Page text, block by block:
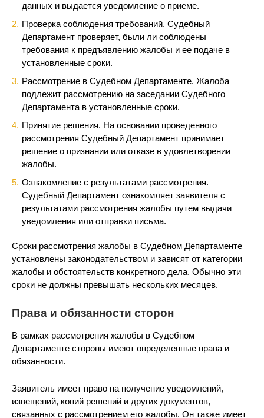
данных и выдается уведомление о приеме.
Проверка соблюдения требований. Судебный
Департамент проверяет, были ли соблюдены
требования к предъявлению жалобы и ее подаче в
установленные сроки.
Рассмотрение в Судебном Департаменте. Жалоба
подлежит рассмотрению на заседании Судебного
Департамента в установленные сроки.
Принятие решения. На основании проведенного
рассмотрения Судебный Департамент принимает
решение о признании или отказе в удовлетворении
жалобы.
Ознакомление с результатами рассмотрения.
Судебный Департамент ознакомляет заявителя с
результатами рассмотрения жалобы путем выдачи
уведомления или отправки письма.
Сроки рассмотрения жалобы в Судебном Департаменте
установлены законодательством и зависят от категории
жалобы и обстоятельств конкретного дела. Обычно эти
сроки не должны превышать нескольких месяцев.
Права и обязанности сторон
В рамках рассмотрения жалобы в Судебном
Департаменте стороны имеют определенные права и
обязанности.
Заявитель имеет право на получение уведомлений,
извещений, копий решений и других документов,
связанных с рассмотрением его жалобы. Он также имеет